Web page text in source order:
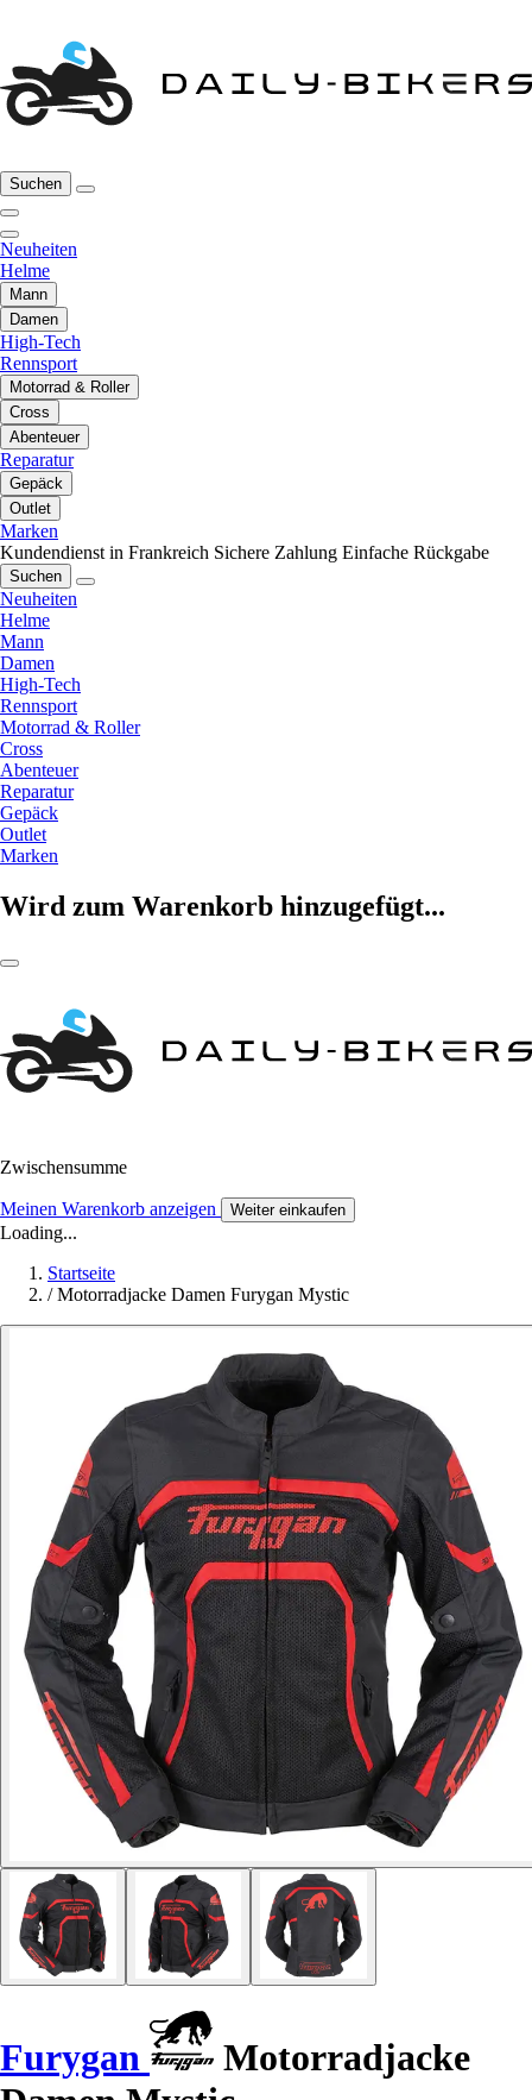
Suchen
Neuheiten
Helme
Mann
Damen
High-Tech
Rennsport
Motorrad & Roller
Cross
Abenteuer
Reparatur
Gepäck
Outlet
Marken
Kundendienst in Frankreich Sichere Zahlung Einfache Rückgabe
Suchen
Neuheiten
Helme
Mann
Damen
High-Tech
Rennsport
Motorrad & Roller
Cross
Abenteuer
Reparatur
Gepäck
Outlet
Marken
Wird zum Warenkorb hinzugefügt...
Zwischensumme
Meinen Warenkorb anzeigen Weiter einkaufen
Loading...
Startseite
/ Motorradjacke Damen Furygan Mystic
Furygan
Motorradjacke